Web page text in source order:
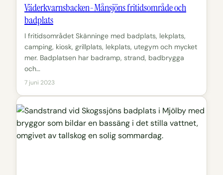
Väderkvarnsbacken-Månsjöns fritidsområde och
badplats
I fritidsområdet Skänninge med badplats, lekplats,
camping, kiosk, grillplats, lekplats, utegym och mycket
mer. Badplatsen har badramp, strand, badbrygga
och…
7 juni 2023